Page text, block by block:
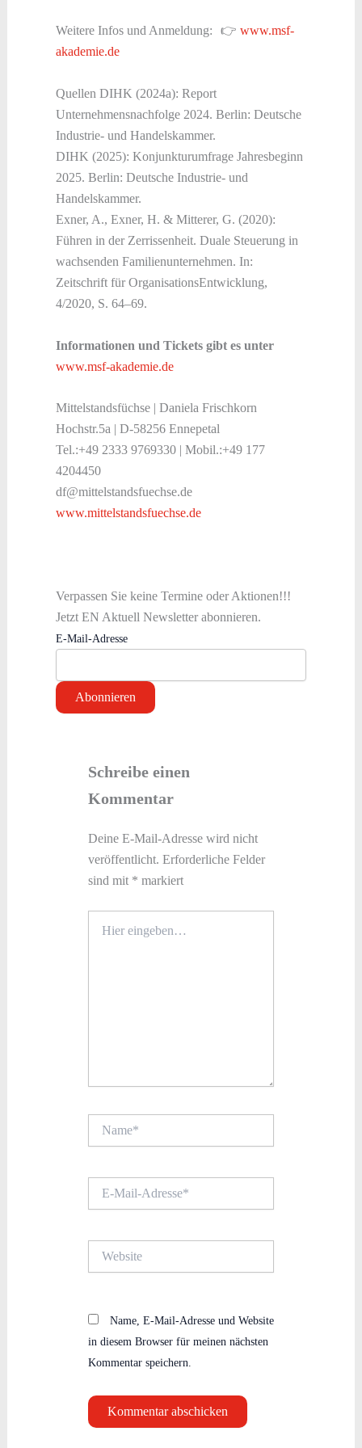
Weitere Infos und Anmeldung: 👉 www.msf-
akademie.de
Quellen DIHK (2024a): Report
Unternehmensnachfolge 2024. Berlin: Deutsche
Industrie- und Handelskammer.
DIHK (2025): Konjunkturumfrage Jahresbeginn
2025. Berlin: Deutsche Industrie- und
Handelskammer.
Exner, A., Exner, H. & Mitterer, G. (2020):
Führen in der Zerrissenheit. Duale Steuerung in
wachsenden Familienunternehmen. In:
Zeitschrift für OrganisationsEntwicklung,
4/2020, S. 64–69.
Informationen und Tickets gibt es unter
www.msf-akademie.de
Mittelstandsfüchse | Daniela Frischkorn
Hochstr.5a | D-58256 Ennepetal
Tel.:+49 2333 9769330 | Mobil.:+49 177
4204450
df@mittelstandsfuechse.de
www.mittelstandsfuechse.de
Verpassen Sie keine Termine oder Aktionen!!!
Jetzt EN Aktuell Newsletter abonnieren.
E-Mail-Adresse
Schreibe einen
Kommentar
Deine E-Mail-Adresse wird nicht
veröffentlicht. Erforderliche Felder
sind mit * markiert
eingeben…
Mail-
Name, E-Mail-Adresse und Website
in diesem Browser für meinen nächsten
Kommentar speichern.